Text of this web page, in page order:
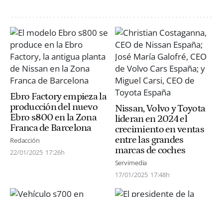
Ebro Factory empieza la
producción del nuevo
Ebro s800 en la Zona
Franca de Barcelona
Redacción
22/01/2025 17:26h
Nissan, Volvo y Toyota
lideran en 2024 el
crecimiento en ventas
entre las grandes
marcas de coches
Servimedia
17/01/2025 17:48h